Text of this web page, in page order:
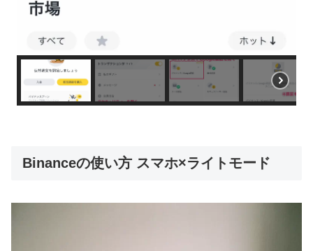
Binanceの使い方 スマホ×ライトモード